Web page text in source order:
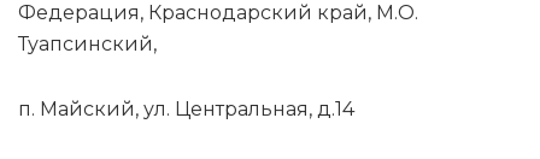
Федерация, Краснодарский край, М.О.
Туапсинский,
п. Майский, ул. Центральная, д.14